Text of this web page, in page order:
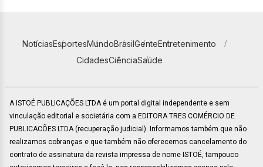
NotíciasEsportesMundoBrasilGenteEntretenimento
CidadesCiênciaSaúde
A ISTOÉ PUBLICAÇÕES LTDA é um portal digital independente e sem
vinculação editorial e societária com a EDITORA TRES COMÉRCIO DE
PUBLICACÕES LTDA (recuperação judicial). Informamos também que não
realizamos cobranças e que também não oferecemos cancelamento do
contrato de assinatura da revista impressa de nome ISTOÉ, tampouco